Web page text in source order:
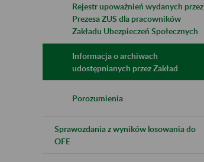
Rejestr upoważnień wydanych przez
Prezesa ZUS dla pracowników
Zakładu Ubezpieczeń Społecznych
Informacja o archiwach
udostępnianych przez Zakład
Porozumienia
Sprawozdania z wyników losowania do
OFE